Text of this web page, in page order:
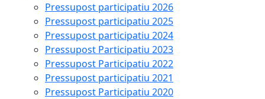
Pressupost participatiu 2026
Pressupost participatiu 2025
Pressupost participatiu 2024
Pressupost Participatiu 2023
Pressupost Participatiu 2022
Pressupost participatiu 2021
Pressupost Participatiu 2020